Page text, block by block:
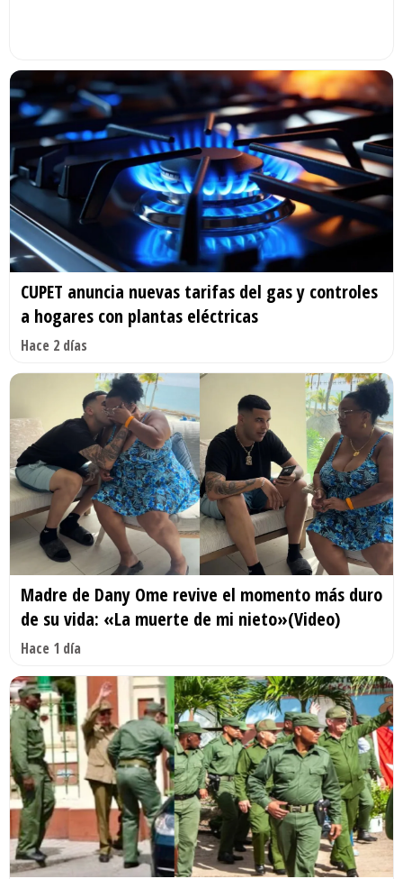
CUPET anuncia nuevas tarifas del gas y controles
a hogares con plantas eléctricas
Hace 2 días
Madre de Dany Ome revive el momento más duro
de su vida: «La muerte de mi nieto»(Video)
Hace 1 día